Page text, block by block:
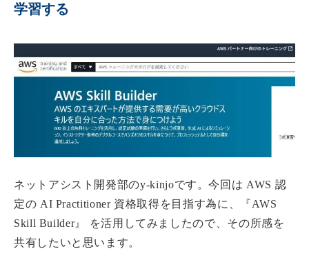
学習する
ネットアシスト開発部のy-kinjoです。今回は AWS 認
定の AI Practitioner 資格取得を目指す為に、『AWS
Skill Builder』 を活用してみましたので、その所感を
共有したいと思います。